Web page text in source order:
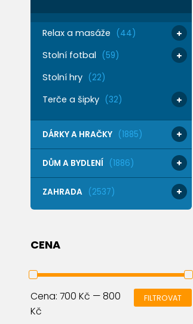
Relax a masáže (44)
Stolní fotbal (59)
Stolní hry (22)
Terče a šipky (32)
DÁRKY A HRAČKY (1885)
DŮM A BYDLENÍ (1886)
ZAHRADA (2537)
CENA
FILTROVAT
Cena: 700 Kč —800
Kč